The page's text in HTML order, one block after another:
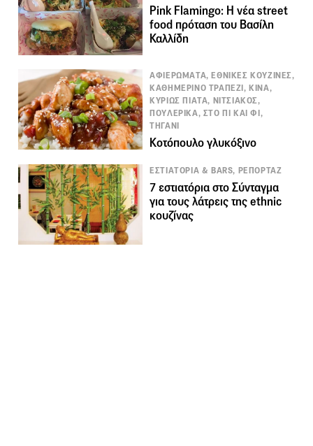
Pink Flamingo: Η νέα street
food πρόταση του Βασίλη
Καλλίδη
ΑΦΙΕΡΩΜΑΤΑ, ΕΘΝΙΚΕΣ ΚΟΥΖΙΝΕΣ,
ΚΑΘΗΜΕΡΙΝΟ ΤΡΑΠΕΖΙ, ΚΙΝΑ,
ΚΥΡΙΩΣ ΠΙΑΤΑ, ΝΙΤΣΙΑΚΟΣ,
ΠΟΥΛΕΡΙΚΑ, ΣΤΟ ΠΙ ΚΑΙ ΦΙ,
ΤΗΓΑΝΙ
Κοτόπουλο γλυκόξινο
ΕΣΤΙΑΤΟΡΙΑ & BARS, ΡΕΠΟΡΤΑΖ
7 εστιατόρια στο Σύνταγμα
για τους λάτρεις της ethnic
κουζίνας